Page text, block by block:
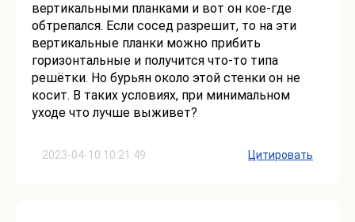
2023-04-10 10:21:49
вертикальными планками и вот он кое-где
обтрепался. Если сосед разрешит, то на эти
вертикальные планки можно прибить
горизонтальные и получится что-то типа
решётки. Но бурьян около этой стенки он не
косит. В таких условиях, при минимальном
уходе что лучше выживет?
Цитировать